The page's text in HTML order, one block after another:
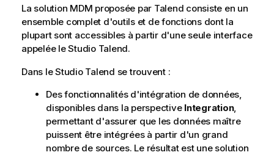
l
a
b
i
i
La solution MDM proposée par Talend consiste en un
ensemble complet d'outils et de fonctions dont la
plupart sont accessibles à partir d'une seule interface
appelée leStudio Talend.
Dans leStudio Talend se trouvent :
Des fonctionnalités d'intégration de données,
disponibles dans la perspective Integration,
permettant d'assurer que les données maître
puissent être intégrées à partir d'un grand
nombre de sources. Le résultat est une solution